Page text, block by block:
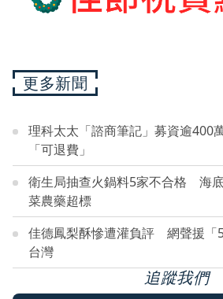
更多新聞
理科太太「諮商筆記」募資逾
「可退費」
衛生局抽查火鍋料5家不合格 海
菜農藥超標
佳德鳳梨酥慘遭灌負評 網聲援「
台灣
追蹤我們